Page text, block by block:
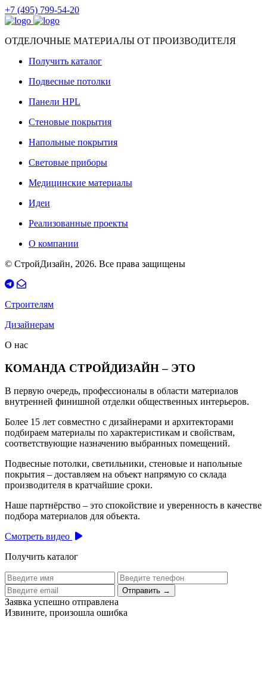
+7 (495) 799-54-20
ОТДЕЛОЧНЫЕ МАТЕРИАЛЫ ОТ ПРОИЗВОДИТЕЛЯ
Получить каталог
Подвесные потолки
Панели HPL
Стеновые покрытия
Напольные покрытия
Световые приборы
Медицинские материалы
Идеи
Реализованные проекты
О компании
© СтройДизайн, 2026. Все права защищены
Строителям
Дизайнерам
О нас
КОМАНДА СТРОЙДИЗАЙН – ЭТО
В первую очередь, профессионалы в области материалов
внутренней финишной отделки общественных интерьеров.
Более 15 лет совместно с дизайнерами и архитекторами
подбираем материалы по характеристикам и свойствам,
соответствующие назначению выбранных помещений.
Подвесные потолки, светильники, стеновые и напольные
покрытия – доставляем на объект напрямую со склада
производителя в кратчайшие сроки.
Наше партнёрство – это спокойствие и уверенность в качестве
подбора материалов для объекта.
Смотреть видео
Получить каталог
Отправить →
Заявка успешно отправлена
Извините, произошла ошибка